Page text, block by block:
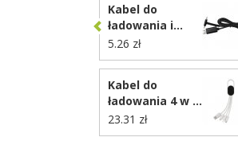
Kabel do
ładowania i
synchronizacji,
stojak na
telefon V0130
5.26 zł
Kabel do
ładowania 4 w 1
z
karabińczykiem
23.31 zł